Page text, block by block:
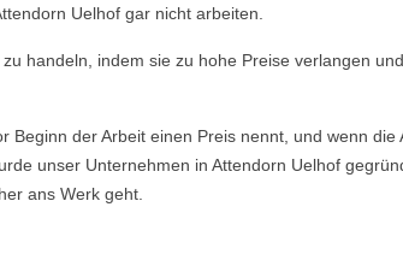
Uelhof gar nicht arbeiten.
handeln, indem sie zu hohe Preise verlangen
der Arbeit einen Preis nennt, und wenn
unser Unternehmen in Attendorn Uelhof
ans Werk geht.